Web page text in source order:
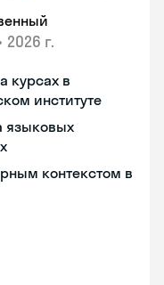
2026 г.
курсах в
институте
языковых
контекстом в